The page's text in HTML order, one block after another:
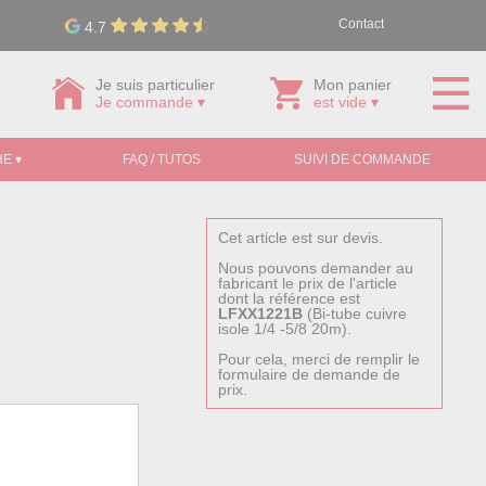
4.7 Contact
Je suis particulier
Je commande ▾
Mon panier
est vide ▾
▾ FAQ / TUTOS SUIVI DE COMMANDE
Cet article est sur devis.
Nous pouvons demander au
fabricant le prix de l'article
dont la référence est
LFXX1221B (Bi-tube cuivre
isole 1/4 -5/8 20m).
Pour cela, merci de remplir le
formulaire de demande de
prix.